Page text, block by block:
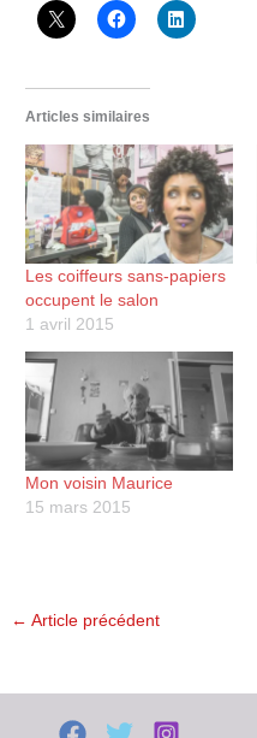
Articles similaires
Les coiffeurs sans-papiers
occupent le salon
1 avril 2015
Mon voisin Maurice
15 mars 2015
← Article précédent